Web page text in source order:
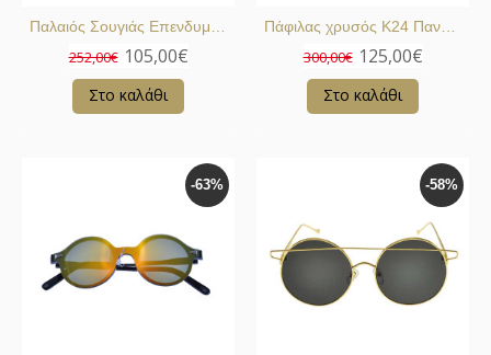
Παλαιός Σουγιάς Επενδυμένος με Φίλντισι
252,00€ 105,00€
Στο καλάθι
Πάφιλας χρυσός Κ24 Παναθηναϊκός
300,00€ 125,00€
Στο καλάθι
-63% -58%